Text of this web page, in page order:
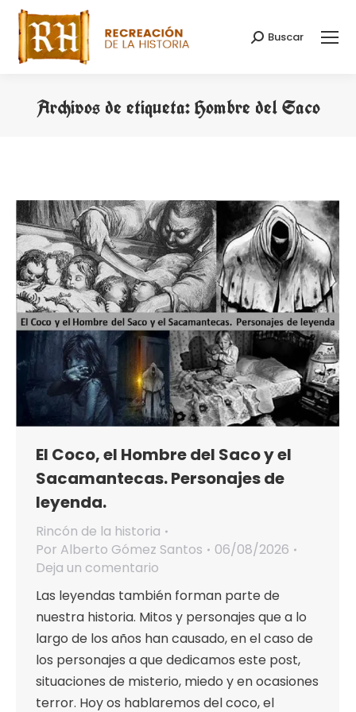
Buscar:
Buscar
Archivos de etiqueta:Hombre del Saco
El Coco, el Hombre del Saco y el
Sacamantecas. Personajes de
leyenda.
Rincón de la historia
Por Alberto Gómez Santos
06/08/2026
Deja un comentario
Las leyendas también forman parte de
nuestra historia. Mitos y personajes que a lo
largo de los años han causado, en el caso de
los personajes a que dedicamos este post,
situaciones de misterio, miedo y en ocasiones
terror. Hoy os hablaremos del coco, el